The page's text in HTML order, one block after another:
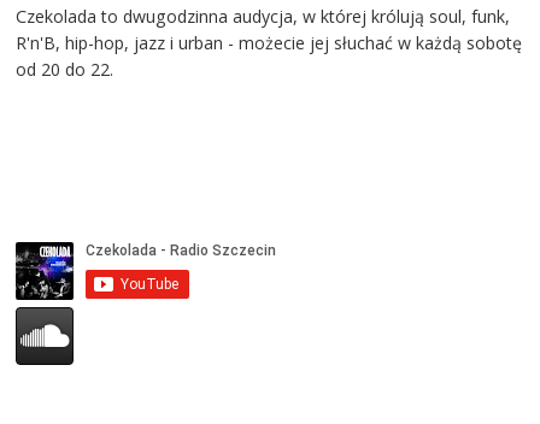
Czekolada to dwugodzinna audycja, w której królują soul, funk,
R'n'B, hip-hop, jazz i urban - możecie jej słuchać w każdą sobotę
od 20 do 22.